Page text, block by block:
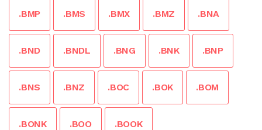
.BMP .BMS .BMX .BMZ .BNA
.BND .BNDL .BNG .BNK .BNP
.BNS .BNZ .BOC .BOK .BOM
.BONK .BOO .BOOK